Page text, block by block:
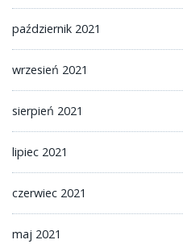
październik 2021
wrzesień 2021
sierpień 2021
lipiec 2021
czerwiec 2021
maj 2021